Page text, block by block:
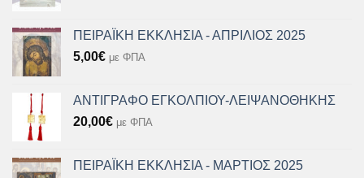
ΠΕΙΡΑΪΚΗ ΕΚΚΛΗΣΙΑ - ΑΠΡΙΛΙΟΣ 2025
5,00€ με ΦΠΑ
ΑΝΤΙΓΡΑΦΟ ΕΓΚΟΛΠΙΟΥ-ΛΕΙΨΑΝΟΘΗΚΗΣ
20,00€ με ΦΠΑ
ΠΕΙΡΑΪΚΗ ΕΚΚΛΗΣΙΑ - ΜΑΡΤΙΟΣ 2025